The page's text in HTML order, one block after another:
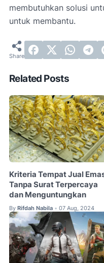
membutuhkan solusi
untuk membantu.
Related Posts
Kriteria Tempat Jual
Tanpa Surat Terpercaya
dan Menguntungkan
By Rifdah Nabila • 07 Aug, 2024